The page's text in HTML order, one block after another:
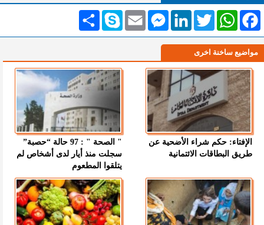
انشر Skype Email
MessengerLinkedInTwitterWhatsAppFacebook
مواضيع ساخنة اخرى
الإفتاء: حكم شراء الأضحية عن
طريق البطاقات الائتمانية
" الصحة " : 97 حالة “حصبة”
سجلت منذ أيار لدى أشخاص لم
يتلقوا المطعوم